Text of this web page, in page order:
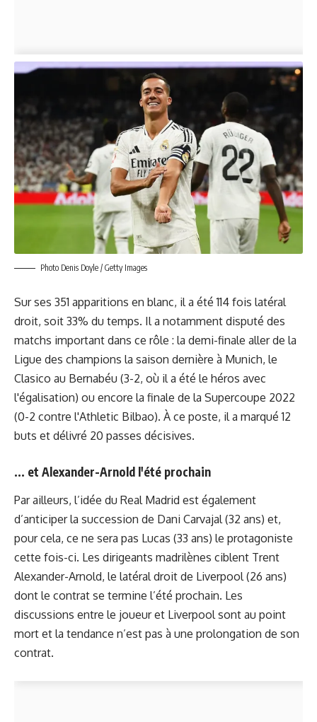
Photo Denis Doyle / Getty Images
Sur ses 351 apparitions en blanc, il a été 114 fois latéral
droit, soit 33% du temps. Il a notamment disputé des
matchs important dans ce rôle : la demi-finale aller de la
Ligue des champions la saison dernière à Munich, le
Clasico au Bernabéu (3-2, où il a été le héros avec
l'égalisation) ou encore la finale de la Supercoupe 2022
(0-2 contre l'Athletic Bilbao). À ce poste, il a marqué 12
buts et délivré 20 passes décisives.
... et Alexander-Arnold l'été prochain
Par ailleurs, l’idée du Real Madrid est également
d’anticiper la succession de Dani Carvajal (32 ans) et,
pour cela, ce ne sera pas Lucas (33 ans) le protagoniste
cette fois-ci. Les dirigeants madrilènes ciblent Trent
Alexander-Arnold, le latéral droit de Liverpool (26 ans)
dont le contrat se termine l’été prochain. Les
discussions entre le joueur et Liverpool sont au point
mort et la tendance n’est pas à une prolongation de son
contrat.